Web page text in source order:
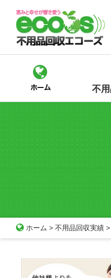
content
不
ホーム > 不用品回収実績 >